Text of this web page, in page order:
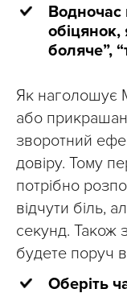
Водночас
обіцянок,
боляче”,
Як наголошує
або
зворотний
довіру. Тому
потрібно
відчути біль,
секунд. Також
будете поруч
Оберіть